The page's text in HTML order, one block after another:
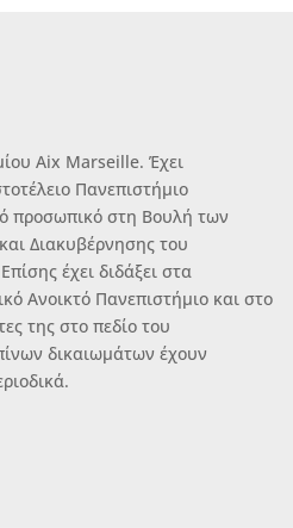
Aix Marseille. Έχει
Πανεπιστήμιο
προσωπικό στη Βουλή των
Διακυβέρνησης του
έχει διδάξει στα
Ανοικτό Πανεπιστήμιο και στο
της στο πεδίο του
δικαιωμάτων έχουν